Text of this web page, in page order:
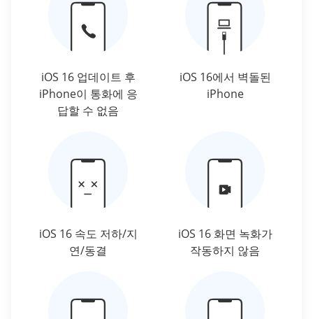
iOS 16 업데이트 후
iPhone이 통화에 응
답할 수 없음
iOS 16에서 벽돌된
iPhone
iOS 16 속도 저하/지
연/동결
iOS 16 화면 녹화가
작동하지 않음